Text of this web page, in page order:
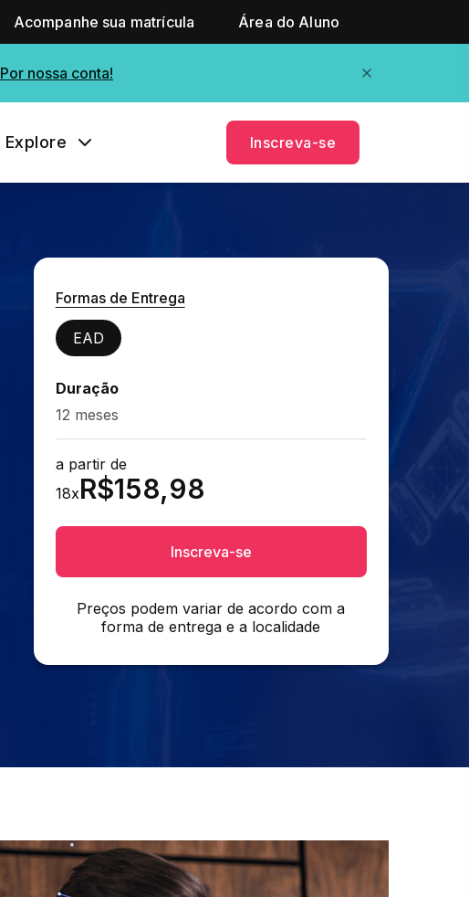
Acompanhe sua matrícula Área do Aluno
Por nossa conta!
Explore Inscreva-se
Formas de Entrega
EAD
Duração
12 meses
a partir de
18xR$158,98
Inscreva-se
Preços podem variar de acordo com a
forma de entrega e a localidade